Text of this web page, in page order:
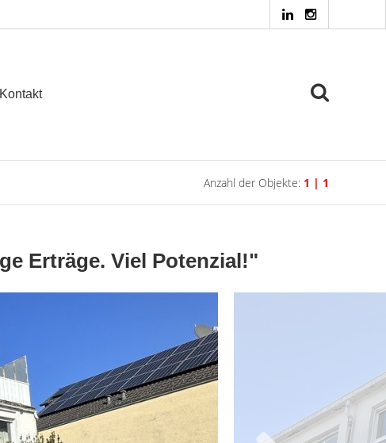
Kontakt
Anzahl der Objekte: 1 | 1
Erträge. Viel Potenzial!"